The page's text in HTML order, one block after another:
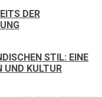
DER
STIL: EINE
UND KULTUR